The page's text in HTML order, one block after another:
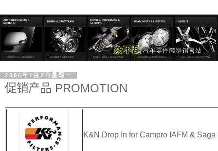
2006年1月2日星期一
促销产品 PROMOTION
K&N Drop In for Campro IAFM & Saga